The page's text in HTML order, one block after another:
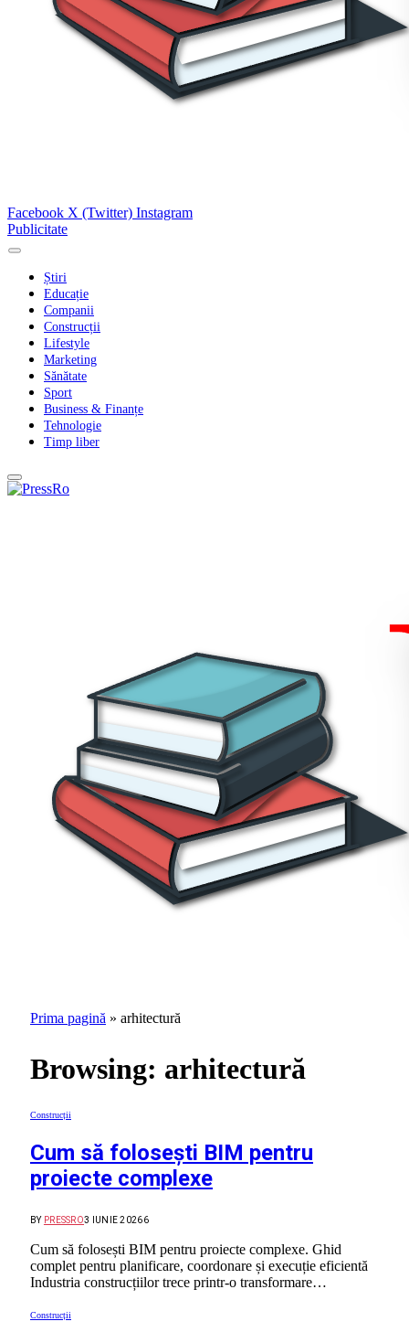
Facebook X (Twitter) Instagram
Publicitate
Știri
Educație
Companii
Construcții
Lifestyle
Marketing
Sănătate
Sport
Business & Finanțe
Tehnologie
Timp liber
Prima pagină » arhitectură
Browsing: arhitectură
Construcții
Cum să folosești BIM pentru
proiecte complexe
BY PRESSRO3 IUNIE 20266
Cum să folosești BIM pentru proiecte complexe. Ghid
complet pentru planificare, coordonare și execuție eficientă
Industria construcțiilor trece printr-o transformare…
Construcții